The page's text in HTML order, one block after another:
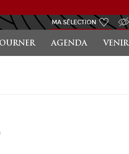
AGENDA VENIR
MA SÉLECTION